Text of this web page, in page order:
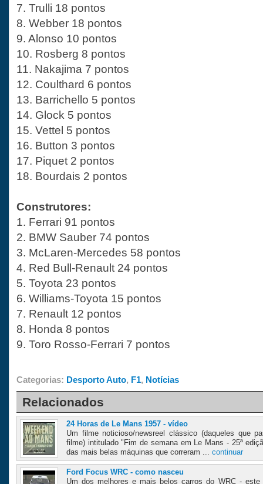
7. Trulli 18 pontos
8. Webber 18 pontos
9. Alonso 10 pontos
10. Rosberg 8 pontos
11. Nakajima 7 pontos
12. Coulthard 6 pontos
13. Barrichello 5 pontos
14. Glock 5 pontos
15. Vettel 5 pontos
16. Button 3 pontos
17. Piquet 2 pontos
18. Bourdais 2 pontos
Construtores:
1. Ferrari 91 pontos
2. BMW Sauber 74 pontos
3. McLaren-Mercedes 58 pontos
4. Red Bull-Renault 24 pontos
5. Toyota 23 pontos
6. Williams-Toyota 15 pontos
7. Renault 12 pontos
8. Honda 8 pontos
9. Toro Rosso-Ferrari 7 pontos
Categorias: Desporto Auto, F1, Notícias
Relacionados
24 Horas de Le Mans 1957 - vídeo
Um filme noticioso/newsreel clássico (daqueles que
filme) intitulado "Fim de semana em Le Mans - 25ª
das mais belas máquinas que correram ... continuar
Ford Focus WRC - como nasceu
Um dos melhores e mais belos carros do WRC -